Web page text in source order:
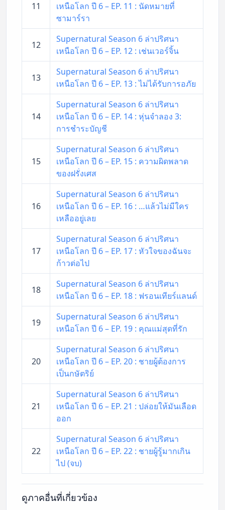
11
เหนือโลก ปี 6 – EP. 11 : นัดหมายที่
ซามาร์รา
12
Supernatural Season 6 ล่าปริศนา
เหนือโลก ปี 6 – EP. 12 : เช่นเวอร์จิ้น
13
Supernatural Season 6 ล่าปริศนา
เหนือโลก ปี 6 – EP. 13 : ไม่ได้รับการอภัย
14
Supernatural Season 6 ล่าปริศนา
เหนือโลก ปี 6 – EP. 14 : หุ่นจำลอง 3:
การชำระบัญชี
15
Supernatural Season 6 ล่าปริศนา
เหนือโลก ปี 6 – EP. 15 : ความผิดพลาด
ของฝรั่งเศส
16
Supernatural Season 6 ล่าปริศนา
เหนือโลก ปี 6 – EP. 16 : …แล้วไม่มีใคร
เหลืออยู่เลย
17
Supernatural Season 6 ล่าปริศนา
เหนือโลก ปี 6 – EP. 17 : หัวใจของฉันจะ
ก้าวต่อไป
18
Supernatural Season 6 ล่าปริศนา
เหนือโลก ปี 6 – EP. 18 : ฟรอนเทียร์แลนด์
19
Supernatural Season 6 ล่าปริศนา
เหนือโลก ปี 6 – EP. 19 : คุณแม่สุดที่รัก
20
Supernatural Season 6 ล่าปริศนา
เหนือโลก ปี 6 – EP. 20 : ชายผู้ต้องการ
เป็นกษัตริย์
21
Supernatural Season 6 ล่าปริศนา
เหนือโลก ปี 6 – EP. 21 : ปล่อยให้มันเลือด
ออก
22
Supernatural Season 6 ล่าปริศนา
เหนือโลก ปี 6 – EP. 22 : ชายผู้รู้มากเกิน
ไป (จบ)
ดูภาคอื่นที่เกี่ยวข้อง